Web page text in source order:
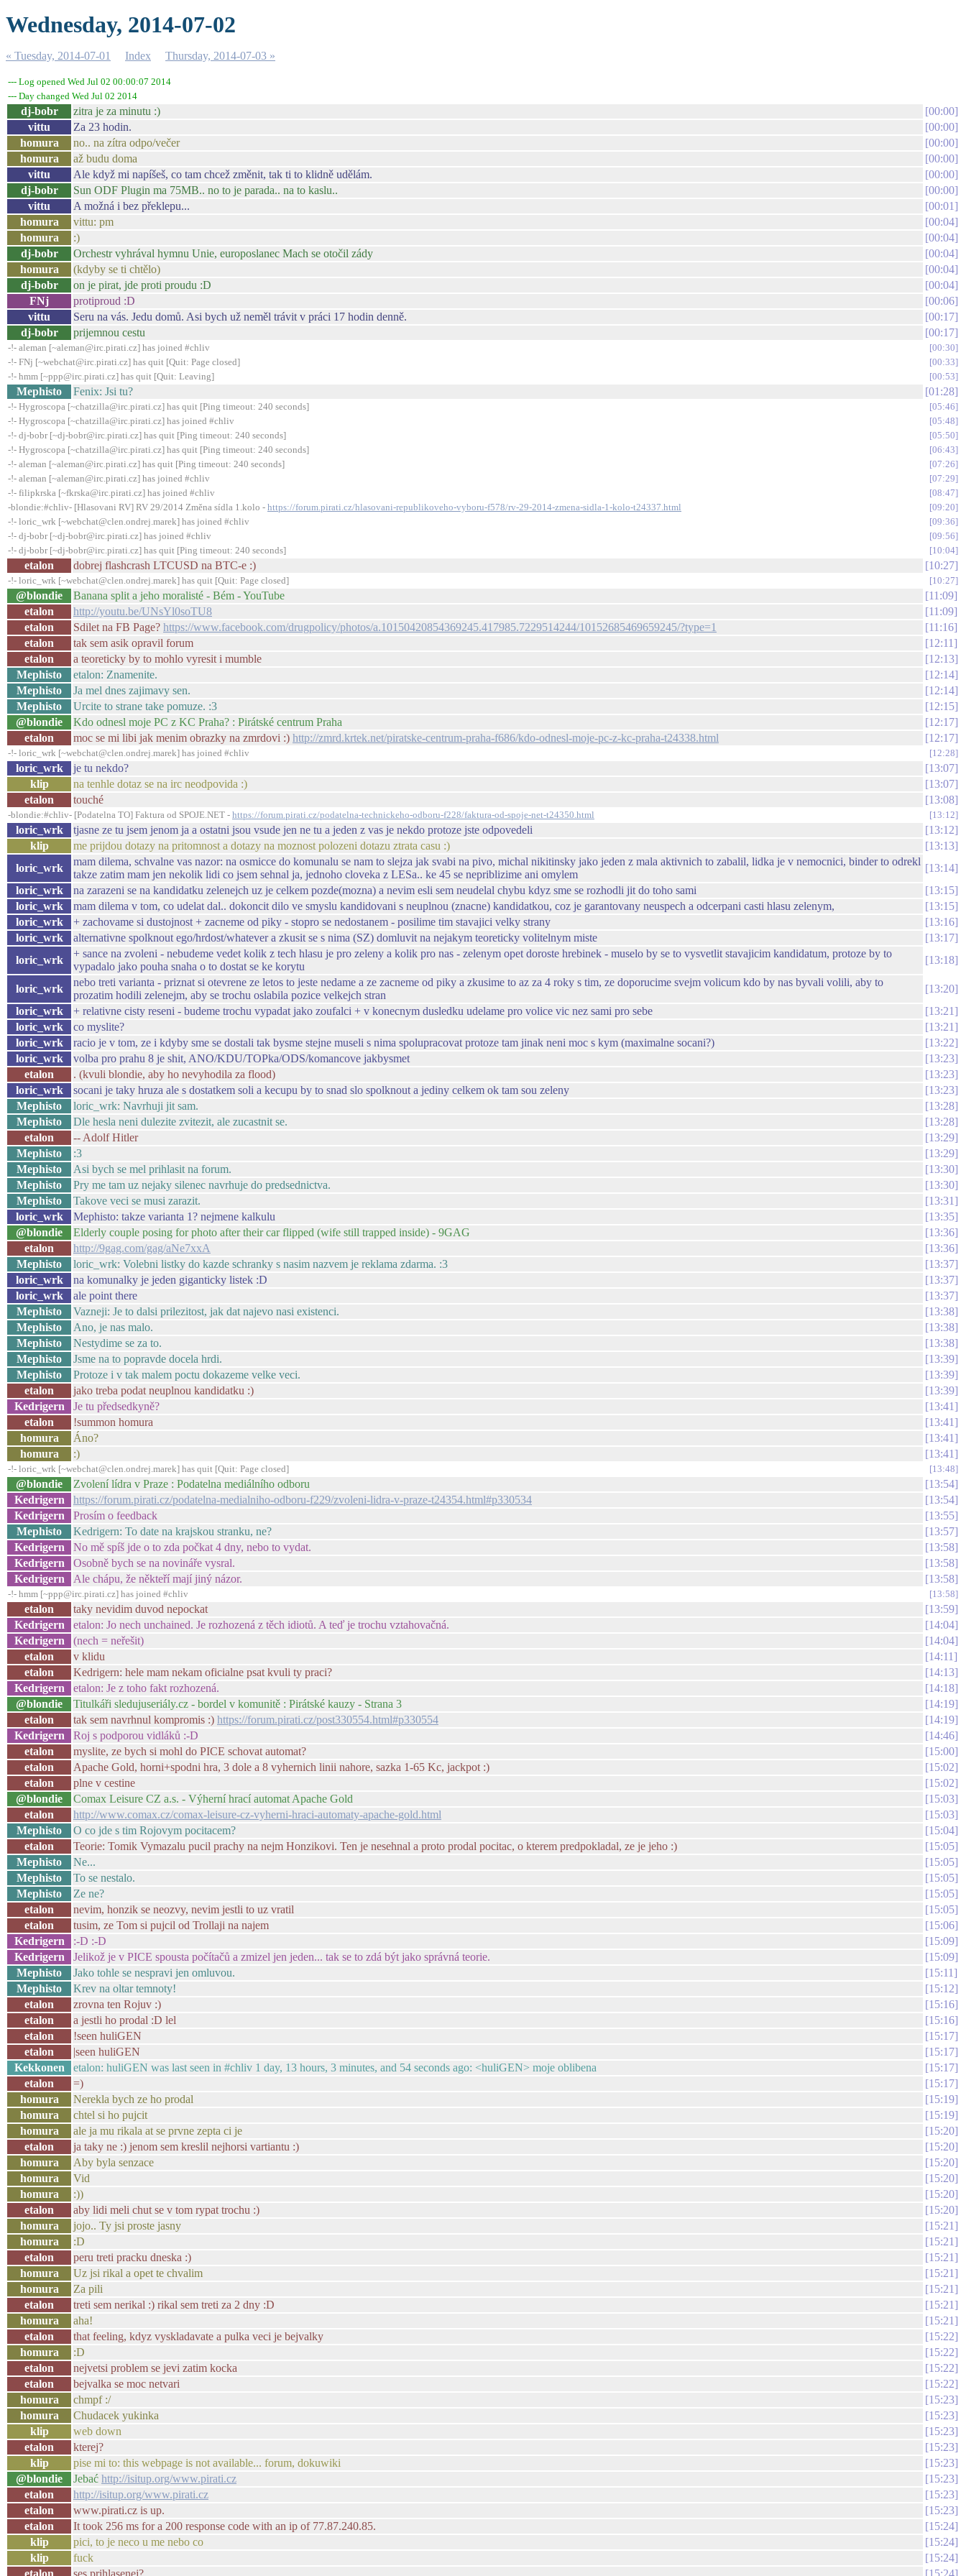
Wednesday, 2014-07-02
« Tuesday, 2014-07-01 Index Thursday, 2014-07-03 »
--- Log opened Wed Jul 02 00:00:07 2014
--- Day changed Wed Jul 02 2014
dj-bobr zitra je za minutu :)
00:00
vittu
Za 23 hodin.
00:00
homura
no.. na zítra odpo/večer
00:00
homura
až budu doma
00:00
vittu
Ale když mi napíšeš, co tam chcež změnit, tak ti to klidně udělám.
00:00
dj-bobr
Sun ODF Plugin ma 75MB.. no to je parada.. na to kaslu..
00:00
vittu
A možná i bez překlepu...
00:01
homura
vittu: pm
00:04
homura
:)
00:04
dj-bobr
Orchestr vyhrával hymnu Unie, europoslanec Mach se otočil zády
00:04
homura
(kdyby se ti chtělo)
00:04
dj-bobr
on je pirat, jde proti proudu :D
00:04
FNj
protiproud :D
00:06
vittu
Seru na vás. Jedu domů. Asi bych už neměl trávit v práci 17 hodin denně.
00:17
dj-bobr
prijemnou cestu 00:17
-!- aleman [~aleman@irc.pirati.cz] has joined #chliv
00:30
-!- FNj [~webchat@irc.pirati.cz] has quit [Quit: Page closed]
00:33
-!- hmm [~ppp@irc.pirati.cz] has quit [Quit: Leaving]
00:53
Mephisto Fenix: Jsi tu? 01:28
-!- Hygroscopa [~chatzilla@irc.pirati.cz] has quit [Ping timeout: 240 seconds]
05:46
-!- Hygroscopa [~chatzilla@irc.pirati.cz] has joined #chliv
05:48
-!- dj-bobr [~dj-bobr@irc.pirati.cz] has quit [Ping timeout: 240 seconds]
05:50
-!- Hygroscopa [~chatzilla@irc.pirati.cz] has quit [Ping timeout: 240 seconds]
06:43
-!- aleman [~aleman@irc.pirati.cz] has quit [Ping timeout: 240 seconds]
07:26
-!- aleman [~aleman@irc.pirati.cz] has joined #chliv
07:29
-!- filipkrska [~fkrska@irc.pirati.cz] has joined #chliv
08:47
-blondie:#chliv- [Hlasovani RV] RV 29/2014 Změna sídla 1.kolo - https://forum.pirati.cz/hlasovani-republikoveho-vyboru-f578/rv-29-2014-zmena-sidla-1-kolo-t24337.html
09:20
-!- loric_wrk [~webchat@clen.ondrej.marek] has joined #chliv
09:36
-!- dj-bobr [~dj-bobr@irc.pirati.cz] has joined #chliv
09:56
-!- dj-bobr [~dj-bobr@irc.pirati.cz] has quit [Ping timeout: 240 seconds]
10:04
etalon dobrej flashcrash LTCUSD na BTC-e :) 10:27
-!- loric_wrk [~webchat@clen.ondrej.marek] has quit [Quit: Page closed] 10:27
@blondie Banana split a jeho moralisté - Bém - YouTube
11:09
etalon
http://youtu.be/UNsYl0soTU8
11:09
etalon
Sdilet na FB Page? https://www.facebook.com/drugpolicy/photos/a.10150420854369245.417985.7229514244/10152685469659245/?type=1
11:16
etalon
tak sem asik opravil forum
12:11
etalon
a teoreticky by to mohlo vyresit i mumble
12:13
Mephisto
etalon: Znamenite.
12:14
Mephisto
Ja mel dnes zajimavy sen.
12:14
Mephisto
Urcite to strane take pomuze. :3
12:15
@blondie
Kdo odnesl moje PC z KC Praha? : Pirátské centrum Praha
12:17
etalon
moc se mi libi jak menim obrazky na zmrdovi :) http://zmrd.krtek.net/piratske-centrum-praha-f686/kdo-odnesl-moje-pc-z-kc-praha-t24338.html 12:17
-!- loric_wrk [~webchat@clen.ondrej.marek] has joined #chliv 12:28
loric_wrk je tu nekdo?
13:07
klip
na tenhle dotaz se na irc neodpovida :)
13:07
etalon
touché 13:08
-blondie:#chliv- [Podatelna TO] Faktura od SPOJE.NET - https://forum.pirati.cz/podatelna-technickeho-odboru-f228/faktura-od-spoje-net-t24350.html 13:12
loric_wrk tjasne ze tu jsem jenom ja a ostatni jsou vsude jen ne tu a jeden z vas je nekdo protoze jste odpovedeli
13:12
klip
me prijdou dotazy na pritomnost a dotazy na moznost polozeni dotazu ztrata casu :)
13:13
loric_wrk
mam dilema, schvalne vas nazor: na osmicce do komunalu se nam to slejza jak svabi na pivo, michal nikitinsky jako jeden z mala aktivnich to zabalil, lidka je v nemocnici, binder to odrekl
takze zatim mam jen nekolik lidi co jsem sehnal ja, jednoho cloveka z LESa.. ke 45 se nepriblizime ani omylem
13:14
loric_wrk
na zarazeni se na kandidatku zelenejch uz je celkem pozde(mozna) a nevim esli sem neudelal chybu kdyz sme se rozhodli jit do toho sami
13:15
loric_wrk
mam dilema v tom, co udelat dal.. dokoncit dilo ve smyslu kandidovani s neuplnou (znacne) kandidatkou, coz je garantovany neuspech a odcerpani casti hlasu zelenym,
13:15
loric_wrk
+ zachovame si dustojnost + zacneme od piky - stopro se nedostanem - posilime tim stavajici velky strany
13:16
loric_wrk
alternativne spolknout ego/hrdost/whatever a zkusit se s nima (SZ) domluvit na nejakym teoreticky volitelnym miste
13:17
loric_wrk
+ sance na zvoleni - nebudeme vedet kolik z tech hlasu je pro zeleny a kolik pro nas - zelenym opet doroste hrebinek - muselo by se to vysvetlit stavajicim kandidatum, protoze by to
vypadalo jako pouha snaha o to dostat se ke korytu
13:18
loric_wrk
nebo treti varianta - priznat si otevrene ze letos to jeste nedame a ze zacneme od piky a zkusime to az za 4 roky s tim, ze doporucime svejm volicum kdo by nas byvali volili, aby to
prozatim hodili zelenejm, aby se trochu oslabila pozice velkejch stran
13:20
loric_wrk
+ relativne cisty reseni - budeme trochu vypadat jako zoufalci + v konecnym dusledku udelame pro volice vic nez sami pro sebe
13:21
loric_wrk
co myslite?
13:21
loric_wrk
racio je v tom, ze i kdyby sme se dostali tak bysme stejne museli s nima spolupracovat protoze tam jinak neni moc s kym (maximalne socani?)
13:22
loric_wrk
volba pro prahu 8 je shit, ANO/KDU/TOPka/ODS/komancove jakbysmet
13:23
etalon
. (kvuli blondie, aby ho nevyhodila za flood)
13:23
loric_wrk
socani je taky hruza ale s dostatkem soli a kecupu by to snad slo spolknout a jediny celkem ok tam sou zeleny
13:23
Mephisto
loric_wrk: Navrhuji jit sam.
13:28
Mephisto
Dle hesla neni dulezite zvitezit, ale zucastnit se.
13:28
etalon
-- Adolf Hitler
13:29
Mephisto
:3
13:29
Mephisto
Asi bych se mel prihlasit na forum.
13:30
Mephisto
Pry me tam uz nejaky silenec navrhuje do predsednictva.
13:30
Mephisto
Takove veci se musi zarazit.
13:31
loric_wrk
Mephisto: takze varianta 1? nejmene kalkulu
13:35
@blondie
Elderly couple posing for photo after their car flipped (wife still trapped inside) - 9GAG
13:36
etalon
http://9gag.com/gag/aNe7xxA
13:36
Mephisto
loric_wrk: Volebni listky do kazde schranky s nasim nazvem je reklama zdarma. :3
13:37
loric_wrk
na komunalky je jeden giganticky listek :D
13:37
loric_wrk
ale point there
13:37
Mephisto
Vazneji: Je to dalsi prilezitost, jak dat najevo nasi existenci.
13:38
Mephisto
Ano, je nas malo.
13:38
Mephisto
Nestydime se za to.
13:38
Mephisto
Jsme na to popravde docela hrdi.
13:39
Mephisto
Protoze i v tak malem poctu dokazeme velke veci.
13:39
etalon
jako treba podat neuplnou kandidatku :)
13:39
Kedrigern
Je tu předsedkyně?
13:41
etalon
!summon homura
13:41
homura
Áno?
13:41
homura
:) 13:41
-!- loric_wrk [~webchat@clen.ondrej.marek] has quit [Quit: Page closed] 13:48
@blondie Zvolení lídra v Praze : Podatelna mediálního odboru
13:54
Kedrigern
https://forum.pirati.cz/podatelna-medialniho-odboru-f229/zvoleni-lidra-v-praze-t24354.html#p330534
13:54
Kedrigern
Prosím o feedback
13:55
Mephisto
Kedrigern: To date na krajskou stranku, ne?
13:57
Kedrigern
No mě spíš jde o to zda počkat 4 dny, nebo to vydat.
13:58
Kedrigern
Osobně bych se na novináře vysral.
13:58
Kedrigern
Ale chápu, že někteří mají jiný názor. 13:58
-!- hmm [~ppp@irc.pirati.cz] has joined #chliv 13:58
etalon taky nevidim duvod nepockat
13:59
Kedrigern
etalon: Jo nech unchained. Je rozhozená z těch idiotů. A teď je trochu vztahovačná.
14:04
Kedrigern
(nech = neřešit)
14:04
etalon
v klidu
14:11
etalon
Kedrigern: hele mam nekam oficialne psat kvuli ty praci?
14:13
Kedrigern
etalon: Je z toho fakt rozhozená.
14:18
@blondie
Titulkáři sledujuseriály.cz - bordel v komunitě : Pirátské kauzy - Strana 3
14:19
etalon
tak sem navrhnul kompromis :) https://forum.pirati.cz/post330554.html#p330554
14:19
Kedrigern
Roj s podporou vidláků :-D
14:46
etalon
myslite, ze bych si mohl do PICE schovat automat?
15:00
etalon
Apache Gold, horni+spodni hra, 3 dole a 8 vyhernich linii nahore, sazka 1-65 Kc, jackpot :)
15:02
etalon
plne v cestine
15:02
@blondie
Comax Leisure CZ a.s. - Výherní hrací automat Apache Gold
15:03
etalon
http://www.comax.cz/comax-leisure-cz-vyherni-hraci-automaty-apache-gold.html
15:03
Mephisto
O co jde s tim Rojovym pocitacem?
15:04
etalon
Teorie: Tomik Vymazalu pucil prachy na nejm Honzikovi. Ten je nesehnal a proto prodal pocitac, o kterem predpokladal, ze je jeho :)
15:05
Mephisto
Ne...
15:05
Mephisto
To se nestalo.
15:05
Mephisto
Ze ne?
15:05
etalon
nevim, honzik se neozvy, nevim jestli to uz vratil
15:05
etalon
tusim, ze Tom si pujcil od Trollaji na najem
15:06
Kedrigern
:-D :-D
15:09
Kedrigern
Jelikož je v PICE spousta počítačů a zmizel jen jeden... tak se to zdá být jako správná teorie.
15:09
Mephisto
Jako tohle se nespravi jen omluvou.
15:11
Mephisto
Krev na oltar temnoty!
15:12
etalon
zrovna ten Rojuv :)
15:16
etalon
a jestli ho prodal :D lel
15:16
etalon
!seen huliGEN
15:17
etalon
|seen huliGEN
15:17
Kekkonen
etalon: huliGEN was last seen in #chliv 1 day, 13 hours, 3 minutes, and 54 seconds ago: <huliGEN> moje oblibena
15:17
etalon
=)
15:17
homura
Nerekla bych ze ho prodal
15:19
homura
chtel si ho pujcit
15:19
homura
ale ja mu rikala at se prvne zepta ci je
15:20
etalon
ja taky ne :) jenom sem kreslil nejhorsi vartiantu :)
15:20
homura
Aby byla senzace
15:20
homura
Vid
15:20
homura
:))
15:20
etalon
aby lidi meli chut se v tom rypat trochu :)
15:20
homura
jojo.. Ty jsi proste jasny
15:21
homura
:D
15:21
etalon
peru treti pracku dneska :)
15:21
homura
Uz jsi rikal a opet te chvalim
15:21
homura
Za pili
15:21
etalon
treti sem nerikal :) rikal sem treti za 2 dny :D
15:21
homura
aha!
15:21
etalon
that feeling, kdyz vyskladavate a pulka veci je bejvalky
15:22
homura
:D
15:22
etalon
nejvetsi problem se jevi zatim kocka
15:22
etalon
bejvalka se moc netvari
15:22
homura
chmpf :/
15:23
homura
Chudacek yukinka
15:23
klip
web down
15:23
etalon
kterej?
15:23
klip
pise mi to: this webpage is not available... forum, dokuwiki
15:23
@blondie
Jebać http://isitup.org/www.pirati.cz
15:23
etalon
http://isitup.org/www.pirati.cz
15:23
etalon
www.pirati.cz is up.
15:23
etalon
It took 256 ms for a 200 response code with an ip of 77.87.240.85.
15:24
klip
pici, to je neco u me nebo co
15:24
klip
fuck
15:24
etalon
ses prihlasenej? 15:24